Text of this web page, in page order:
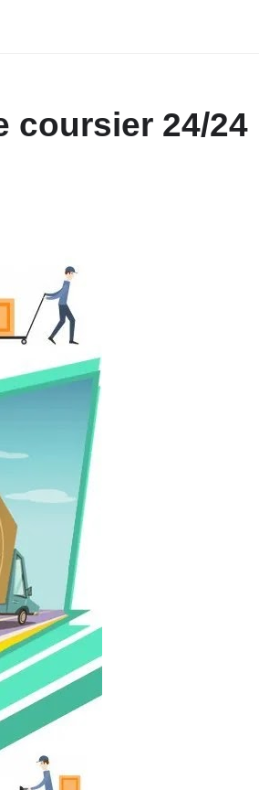
coursier 24/24